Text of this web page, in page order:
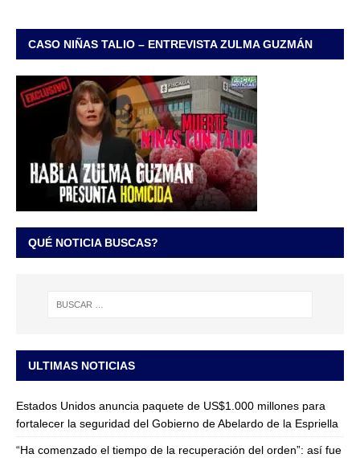
CASO NIÑAS TALIO – ENTREVISTA ZULMA GUZMÁN
QUÉ NOTICIA BUSCAS?
ULTIMAS NOTICIAS
Estados Unidos anuncia paquete de US$1.000 millones para
fortalecer la seguridad del Gobierno de Abelardo de la Espriella
“Ha comenzado el tiempo de la recuperación del orden”: así fue